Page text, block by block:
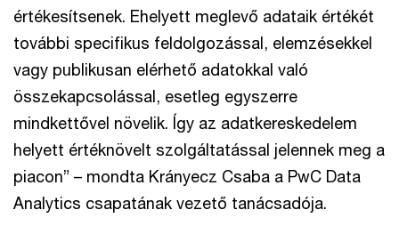
értékesítsenek. Ehelyett meglevő adataik értékét
további specifikus feldolgozással, elemzésekkel
vagy publikusan elérhető adatokkal való
összekapcsolással, esetleg egyszerre
mindkettővel növelik. Így az adatkereskedelem
helyett értéknövelt szolgáltatással jelennek meg a
piacon” – mondta Krányecz Csaba a PwC Data
Analytics csapatának vezető tanácsadója.